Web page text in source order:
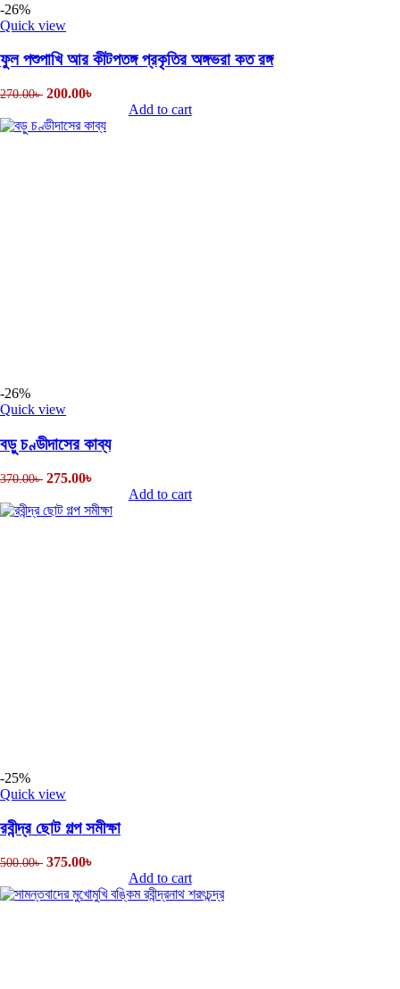
-26%
Quick view
ফুল পশুপাখি আর কীটপতঙ্গ প্রকৃতির অঙ্গভরা কত রঙ্গ
270.00৳ 200.00৳
Add to cart
-26%
Quick view
বড়ু চণ্ডীদাসের কাব্য
370.00৳ 275.00৳
Add to cart
-25%
Quick view
রবীন্দ্র ছোট গল্প সমীক্ষা
500.00৳ 375.00৳
Add to cart